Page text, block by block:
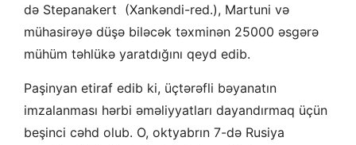
də Stepanakert (Xankəndi-red.), Martuni və
mühasirəyə düşə biləcək təxminən 25000 əsgərə
mühüm təhlükə yaratdığını qeyd edib.
Paşinyan etiraf edib ki, üçtərəfli bəyanatın
imzalanması hərbi əməliyyatları dayandırmaq üçün
beşinci cəhd olub. O, oktyabrın 7-də Rusiya